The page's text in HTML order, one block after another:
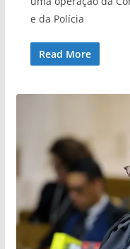
e da Polícia
Read More